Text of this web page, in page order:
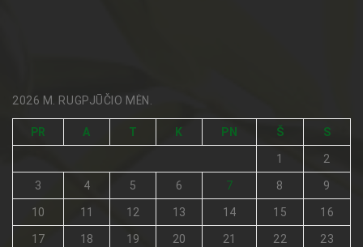
2026 M. RUGPJŪČIO MĖN.
PR A T K PN Š S
1 2
3 4 5 6 7 8 9
10 11 12 13 14 15 16
17 18 19 20 21 22 23